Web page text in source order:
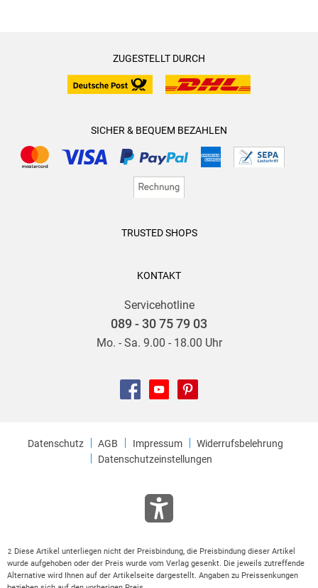
ZUGESTELLT DURCH
SICHER & BEQUEM BEZAHLEN
TRUSTED SHOPS
KONTAKT
Servicehotline
089 - 30 75 79 03
Mo. - Sa. 9.00 - 18.00 Uhr
Datenschutz AGB Impressum
Widerrufsbelehrung
Datenschutzeinstellungen
2
Diese Artikel unterliegen nicht der Preisbindung, die Preisbindung dieser Artikel
wurde aufgehoben oder der Preis wurde vom Verlag gesenkt. Die jeweils zutreffende
Alternative wird Ihnen auf der Artikelseite dargestellt. Angaben zu Preissenkungen